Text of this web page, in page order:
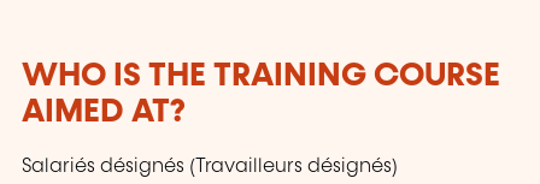
WHO IS THE TRAINING COURSE
AIMED AT?
Salariés désignés (Travailleurs désignés)